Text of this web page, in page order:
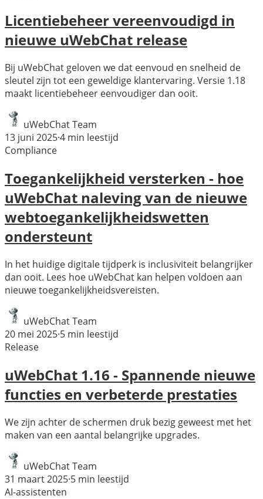
Licentiebeheer vereenvoudigd in
nieuwe uWebChat release
Bij uWebChat geloven we dat eenvoud en snelheid de
sleutel zijn tot een geweldige klantervaring. Versie 1.18
maakt licentiebeheer eenvoudiger dan ooit.
uWebChat Team
13 juni 2025·4 min leestijd
Compliance
Toegankelijkheid versterken - hoe
uWebChat naleving van de nieuwe
webtoegankelijkheidswetten
ondersteunt
In het huidige digitale tijdperk is inclusiviteit belangrijker
dan ooit. Lees hoe uWebChat kan helpen voldoen aan
nieuwe toegankelijkheidsvereisten.
uWebChat Team
20 mei 2025·5 min leestijd
Release
uWebChat 1.16 - Spannende nieuwe
functies en verbeterde prestaties
We zijn achter de schermen druk bezig geweest met het
maken van een aantal belangrijke upgrades.
uWebChat Team
31 maart 2025·5 min leestijd
AI-assistenten